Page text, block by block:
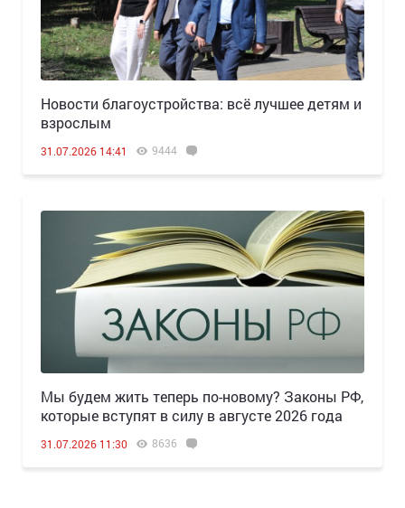
Новости благоустройства: всё лучшее детям и
взрослым
31.07.2026 14:41 9444
Мы будем жить теперь по-новому? Законы РФ,
которые вступят в силу в августе 2026 года
31.07.2026 11:30 8636